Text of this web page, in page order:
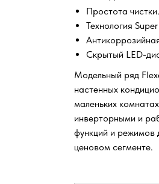
Простота чистки.
Технология
Скрытый LED-
Модельный ряд
настенных
маленьких
инверторными и
функций и режимов
ценовом сегменте.